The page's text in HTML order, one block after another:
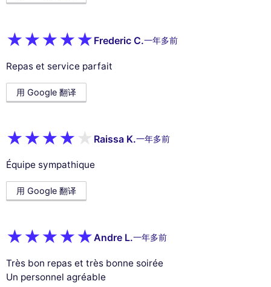
Frederic C.一年多前
Repas et service parfait
用 Google 翻译
Raissa K.一年多前
Équipe sympathique
用 Google 翻译
Andre L.一年多前
Très bon repas et très bonne soirée
Un personnel agréable